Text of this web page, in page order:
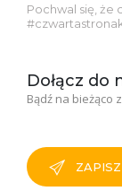
Pochwal się, że
Dołącz do
Bądź na bieżąco